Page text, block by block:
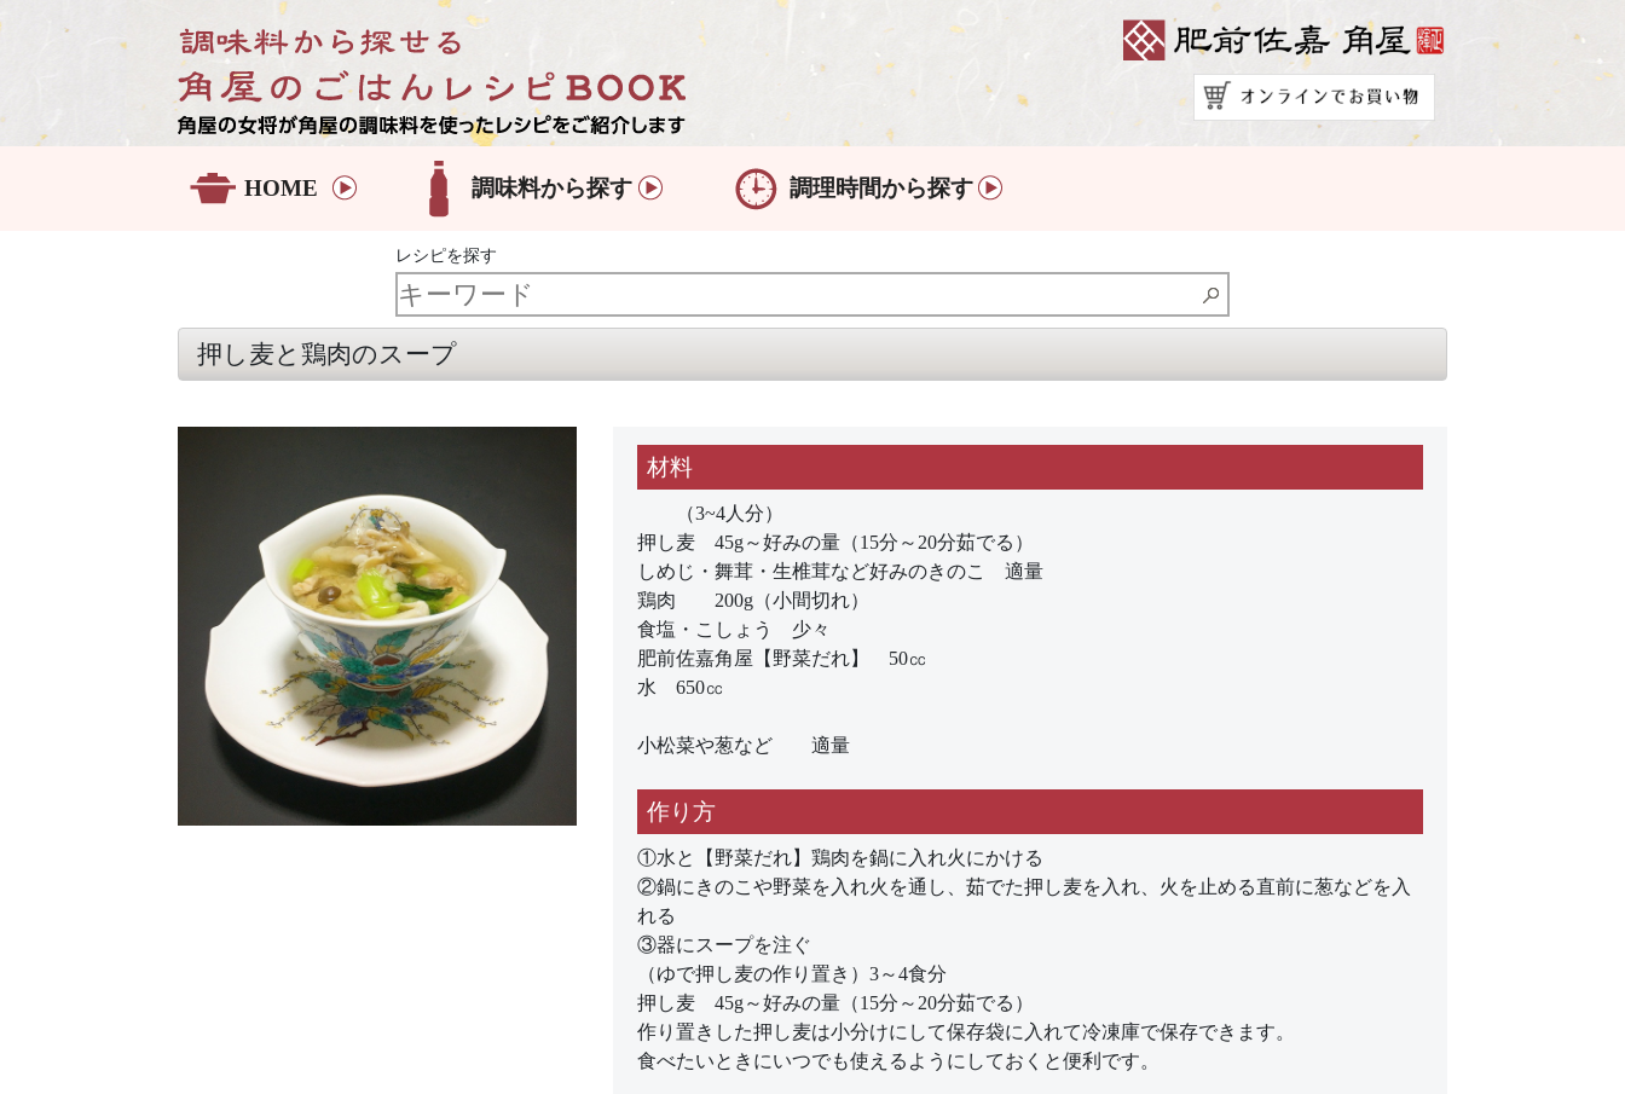
HOME 調味料から探す 調理時間から探す
レシピを探す
押し麦と鶏肉のスープ
材料
（3~4人分）
押し麦 45g～好みの量（15分～20分茹でる）
しめじ・舞茸・生椎茸など好みのきのこ 適量
鶏肉 200g（小間切れ）
食塩・こしょう 少々
肥前佐嘉角屋【野菜だれ】 50㏄
水 650㏄
小松菜や葱など 適量
作り方
①水と【野菜だれ】鶏肉を鍋に入れ火にかける
②鍋にきのこや野菜を入れ火を通し、茹でた押し麦を入れ、火を止める直前に葱などを入
れる
③器にスープを注ぐ
（ゆで押し麦の作り置き）3～4食分
押し麦 45g～好みの量（15分～20分茹でる）
作り置きした押し麦は小分けにして保存袋に入れて冷凍庫で保存できます。
食べたいときにいつでも使えるようにしておくと便利です。